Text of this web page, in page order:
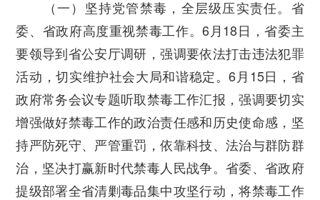
（一）坚持党管禁毒，全层级压实责任。 省
委、省政府高度重视禁毒工作。6月18日，省委主
要领导到省公安厅调研，强调要依法打击违法犯罪
活动，切实维护社会大局和谐稳定。6月15日，省
政府常务会议专题听取禁毒工作汇报，强调要切实
增强做好禁毒工作的政治责任感和历史使命感，坚
持严防死守、严管重罚，依靠科技、法治与群防群
治，坚决打赢新时代禁毒人民战争。省委、省政府
提级部署全省清剿毒品集中攻坚行动，将禁毒工作